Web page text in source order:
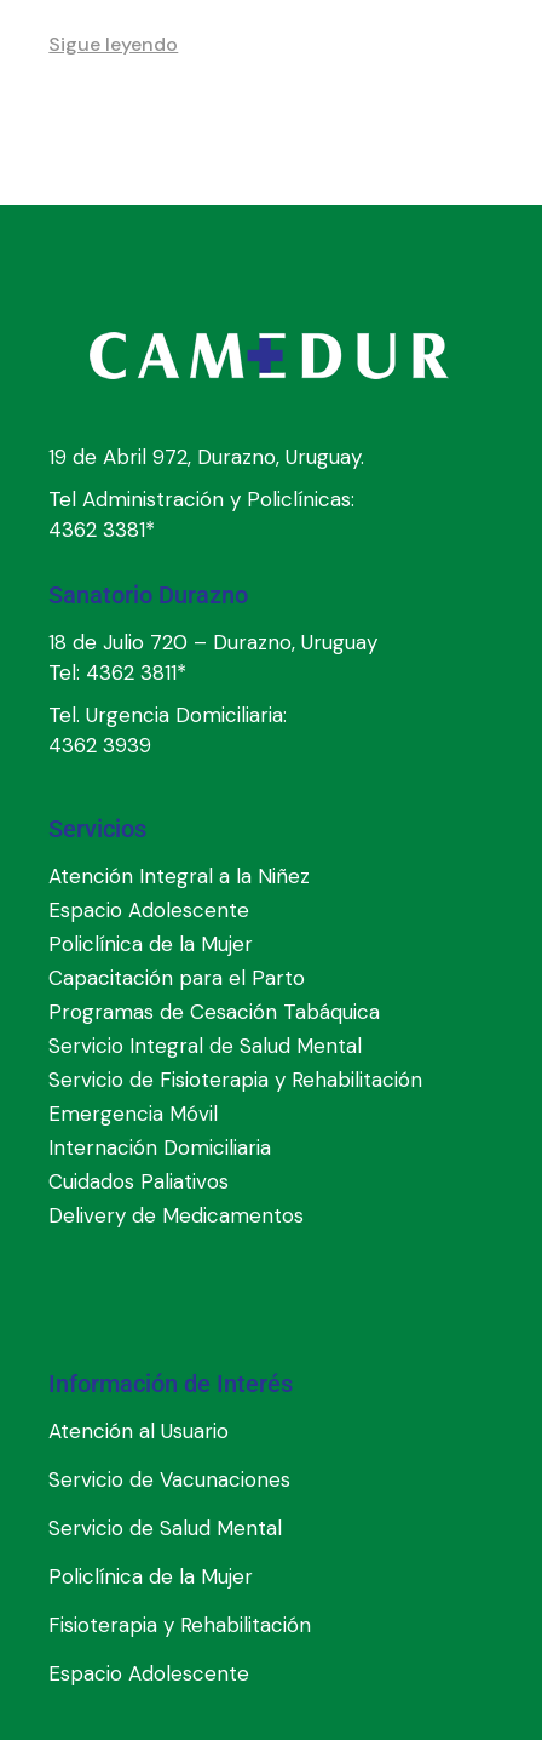
Sigue leyendo
19 de Abril 972, Durazno, Uruguay.
Tel Administración y Policlínicas:
4362 3381*
Sanatorio Durazno
18 de Julio 720 – Durazno, Uruguay
Tel: 4362 3811*
Tel. Urgencia Domiciliaria:
4362 3939
Servicios
Atención Integral a la Niñez
Espacio Adolescente
Policlínica de la Mujer
Capacitación para el Parto
Programas de Cesación Tabáquica
Servicio Integral de Salud Mental
Servicio de Fisioterapia y Rehabilitación
Emergencia Móvil
Internación Domiciliaria
Cuidados Paliativos
Delivery de Medicamentos
Información de Interés
Atención al Usuario
Servicio de Vacunaciones
Servicio de Salud Mental
Policlínica de la Mujer
Fisioterapia y Rehabilitación
Espacio Adolescente